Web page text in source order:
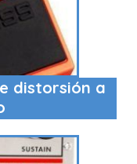
distorsión a